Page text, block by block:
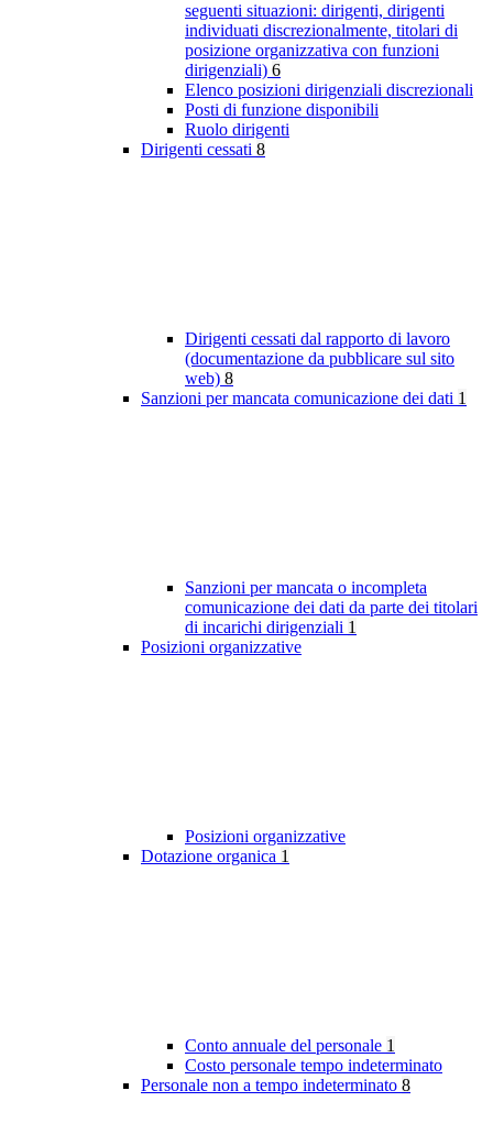
seguenti situazioni: dirigenti, dirigenti
individuati discrezionalmente, titolari di
posizione organizzativa con funzioni
dirigenziali) 6
Elenco posizioni dirigenziali discrezionali
Posti di funzione disponibili
Ruolo dirigenti
Dirigenti cessati 8
Dirigenti cessati dal rapporto di lavoro
(documentazione da pubblicare sul sito
web) 8
Sanzioni per mancata comunicazione dei dati 1
Sanzioni per mancata o incompleta
comunicazione dei dati da parte dei titolari
di incarichi dirigenziali 1
Posizioni organizzative
Posizioni organizzative
Dotazione organica 1
Conto annuale del personale 1
Costo personale tempo indeterminato
Personale non a tempo indeterminato 8